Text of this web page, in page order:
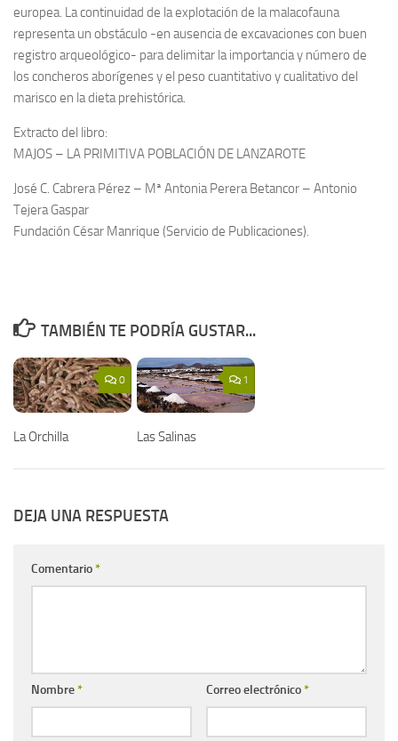
europea. La continuidad de la explotación de la malacofauna
representa un obstáculo -en ausencia de excavaciones con buen
registro arqueológico- para delimitar la importancia y número de
los concheros aborígenes y el peso cuantitativo y cualitativo del
marisco en la dieta prehistórica.
Extracto del libro:
MAJOS – LA PRIMITIVA POBLACIÓN DE LANZAROTE
José C. Cabrera Pérez – Mª Antonia Perera Betancor – Antonio
Tejera Gaspar
Fundación César Manrique (Servicio de Publicaciones).
TAMBIÉN TE PODRÍA GUSTAR...
0
La Orchilla
1
Las Salinas
DEJA UNA RESPUESTA
Comentario*
Nombre* Correo electrónico*